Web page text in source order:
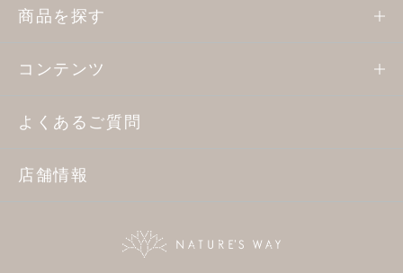
商品を探す
コンテンツ
よくあるご質問
店舗情報